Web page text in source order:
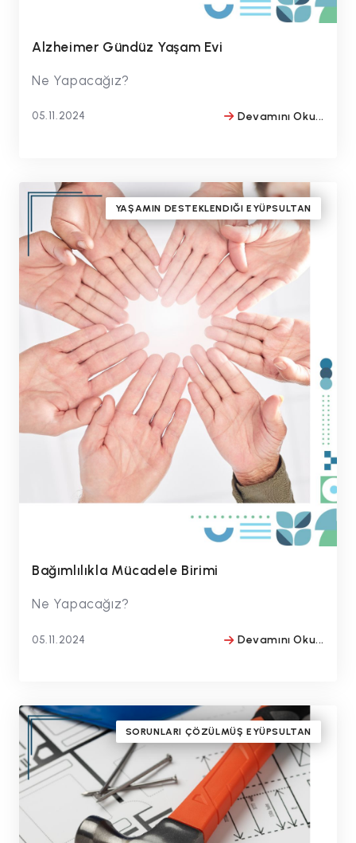
Alzheimer Gündüz Yaşam Evi
Ne Yapacağız?
05.11.2024
Devamını Oku...
YAŞAMIN DESTEKLENDIĞI EYÜPSULTAN
Bağımlılıkla Mücadele Birimi
Ne Yapacağız?
05.11.2024
Devamını Oku...
SORUNLARI ÇÖZÜLMÜŞ EYÜPSULTAN